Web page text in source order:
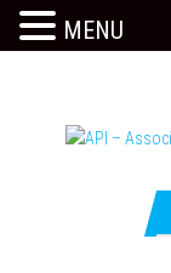
MENU